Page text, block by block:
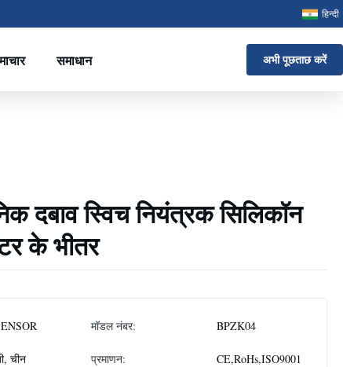
हिन्दी
समाधान अभी पूछताछ करें
दबाव स्विच नियंत्रक सिलिकॉन
के भीतर
मॉडल नंबर: BPZK04
चीन प्रमाणन: CE,RoHs,ISO9001